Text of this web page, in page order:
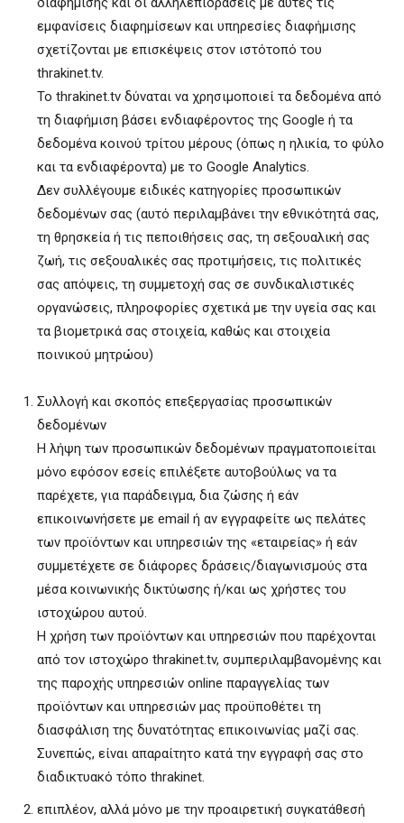
εμφανίσεις διαφημίσεων και υπηρεσίες διαφήμισης
σχετίζονται με επισκέψεις στον ιστότοπό του
thrakinet.tv.
To thrakinet.tv δύναται να χρησιμοποιεί τα δεδομένα από
τη διαφήμιση βάσει ενδιαφέροντος της Google ή τα
δεδομένα κοινού τρίτου μέρους (όπως η ηλικία, το φύλο
και τα ενδιαφέροντα) με το Google Analytics.
Δεν συλλέγουμε ειδικές κατηγορίες προσωπικών
δεδομένων σας (αυτό περιλαμβάνει την εθνικότητά σας,
τη θρησκεία ή τις πεποιθήσεις σας, τη σεξουαλική σας
ζωή, τις σεξουαλικές σας προτιμήσεις, τις πολιτικές
σας απόψεις, τη συμμετοχή σας σε συνδικαλιστικές
οργανώσεις, πληροφορίες σχετικά με την υγεία σας και
τα βιομετρικά σας στοιχεία, καθώς και στοιχεία
ποινικού μητρώου)
Συλλογή και σκοπός επεξεργασίας προσωπικών
δεδομένων
Η λήψη των προσωπικών δεδομένων πραγματοποιείται
μόνο εφόσον εσείς επιλέξετε αυτοβούλως να τα
παρέχετε, για παράδειγμα, δια ζώσης ή εάν
επικοινωνήσετε με email ή αν εγγραφείτε ως πελάτες
των προϊόντων και υπηρεσιών της «εταιρείας» ή εάν
συμμετέχετε σε διάφορες δράσεις/διαγωνισμούς στα
μέσα κοινωνικής δικτύωσης ή/και ως χρήστες του
ιστοχώρου αυτού.
Η χρήση των προϊόντων και υπηρεσιών που παρέχονται
από τον ιστοχώρο thrakinet.tv, συμπεριλαμβανομένης και
της παροχής υπηρεσιών online παραγγελίας των
προϊόντων και υπηρεσιών μας προϋποθέτει τη
διασφάλιση της δυνατότητας επικοινωνίας μαζί σας.
Συνεπώς, είναι απαραίτητο κατά την εγγραφή σας στο
διαδικτυακό τόπο thrakinet.
επιπλέον, αλλά μόνο με την προαιρετική συγκατάθεσή